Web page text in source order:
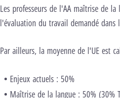
Les professeurs de l'AA maîtrise de
l'évaluation du travail demandé dans
Par ailleurs, la moyenne de l'UE est
Enjeux actuels : 50%
Maîtrise de la langue : 50% (30%